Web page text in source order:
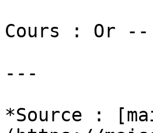
Cours : Or
---
*Source :